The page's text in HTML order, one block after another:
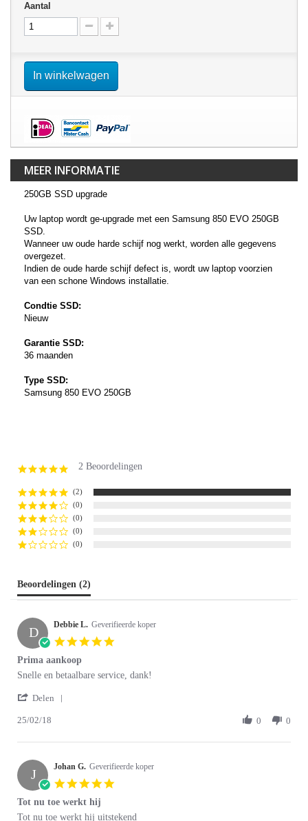
Aantal
In winkelwagen
MEER INFORMATIE
250GB SSD upgrade
Uw laptop wordt ge-upgrade met een Samsung 850 EVO 250GB
SSD.
Wanneer uw oude harde schijf nog werkt, worden alle gegevens
overgezet.
Indien de oude harde schijf defect is, wordt uw laptop voorzien
van een schone Windows installatie.
Condtie SSD:
Nieuw
Garantie SSD:
36 maanden
Type SSD:
Samsung 850 EVO 250GB
5.0
rating
2 Beoordelingen
(2)
(0)
(0)
(0)
(0)
Beoordelingen (2)
D Debbie L. Geverifieerde koper
Prima aankoop
Review
Debbie
on
Feb
review
Prima
Snelle en betaalbare service, dank!
Delen
Debbie
on
25
Feb
2018
25/02/18 0 0
J Johan G. Geverifieerde koper
Tot nu toe werkt hij
Review
review
Tot nu toe werkt hij uitstekend